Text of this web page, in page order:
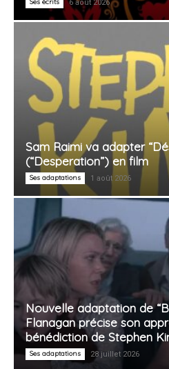
Ses écrits 6 août 2026
Sam Raimi va adapter
(“Desperation”) en film
Ses adaptations 1 août 2026
Nouvelle adaptation de
Flanagan précise son
bénédiction de Stephen
Ses adaptations 28 juillet 2026